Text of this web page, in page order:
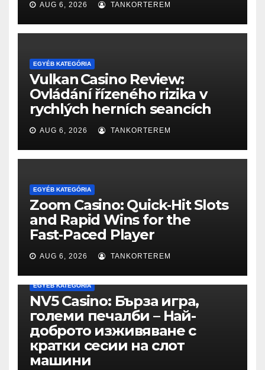
AUG 6, 2026 TANKORTEREM
EGYÉB KATEGÓRIA
Vulkan Casino Review:
Ovládání řízeného rizika v
rychlých herních seancích
AUG 6, 2026 TANKORTEREM
EGYÉB KATEGÓRIA
Zoom Casino: Quick‑Hit Slots
and Rapid Wins for the
Fast‑Paced Player
AUG 6, 2026 TANKORTEREM
EGYÉB KATEGÓRIA
NV5 Casino: Бърза игра,
големи печалби – Най-
доброто изживяване с
кратки сесии на слот
машини